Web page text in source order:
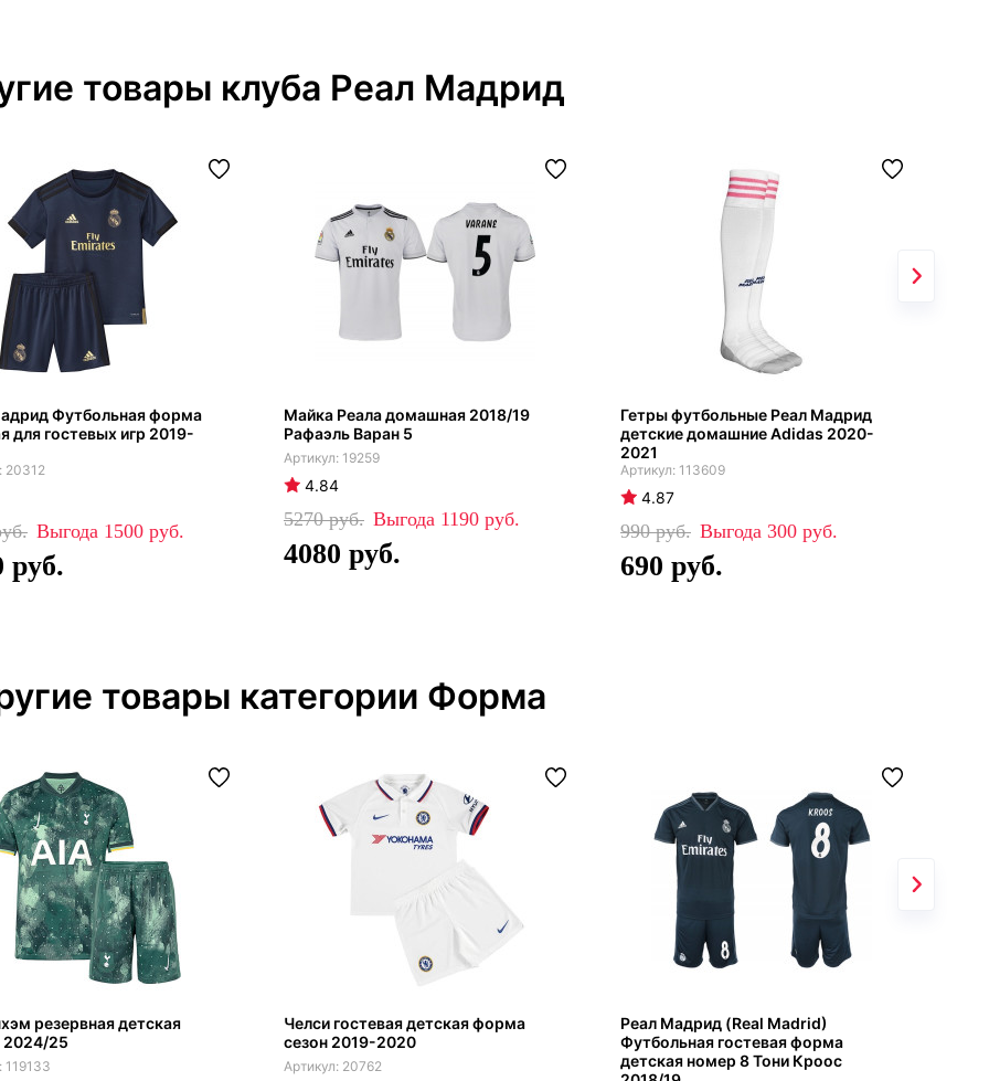
товары клуба Реал Мадрид
Футбольная форма
для гостевых игр 2019-
20312
1500
Майка Реала домашная 2018/19
Рафаэль Варан 5
19259
4.84
5270 1190
4080
Гетры футбольные Реал Мадрид
детские домашние Adidas 2020-
2021
113609
4.87
990 300
690
товары категории Форма
резервная детская
25
119133
Челси гостевая детская форма
сезон 2019-2020
20762
Реал Мадрид (Real Madrid)
Футбольная гостевая форма
детская номер 8 Тони Кроос